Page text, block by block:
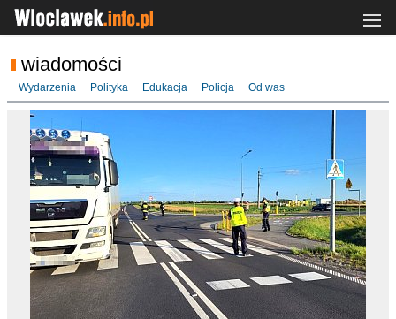
wiadomości
Wydarzenia Polityka Edukacja Policja Od was